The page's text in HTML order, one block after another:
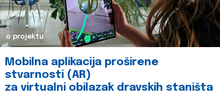
o projektu
Mobilna aplikacija proširene
stvarnosti (AR)
za virtualni obilazak dravskih staništa